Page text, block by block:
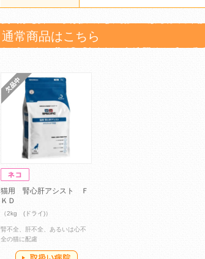
通常商品はこちら
猫用 腎心肝アシスト Ｆ
ＫＤ
（2kg (ドライ)）
腎不全、肝不全、あるいは心不
全の猫に配慮